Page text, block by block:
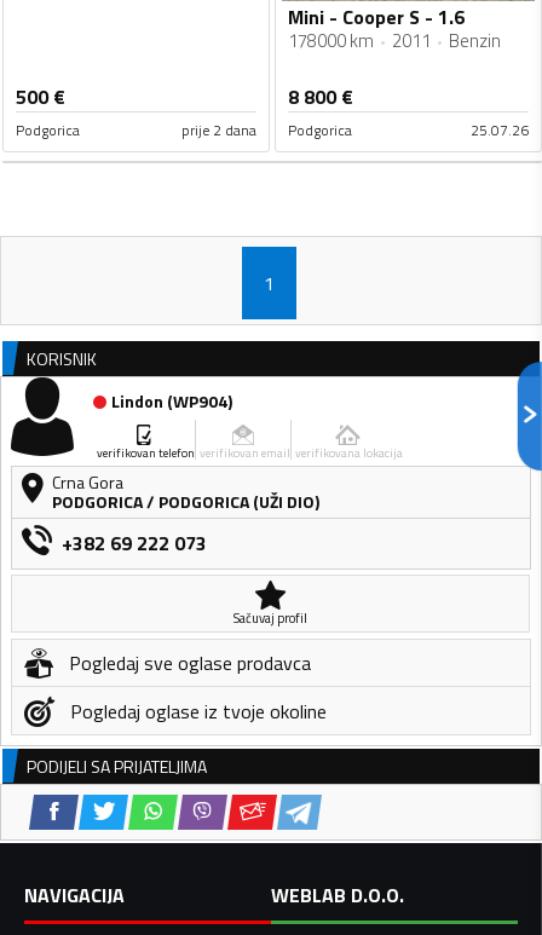
500€
Podgorica prije 2 dana
Mini - Cooper S - 1.6
178000 km 2011 Benzin
8 800€
Podgorica 25.07.26
1
KORISNIK
Lindon (WP904)
verifikovan telefon verifikovan email verifikovana lokacija
Crna Gora
PODGORICA/ PODGORICA (UŽI DIO)
+382 69 222 073
Sačuvaj profil
Pogledaj sve oglase prodavca
Pogledaj oglase iz tvoje okoline
PODIJELI SA PRIJATELJIMA
NAVIGACIJA
WEBLAB D.O.O.